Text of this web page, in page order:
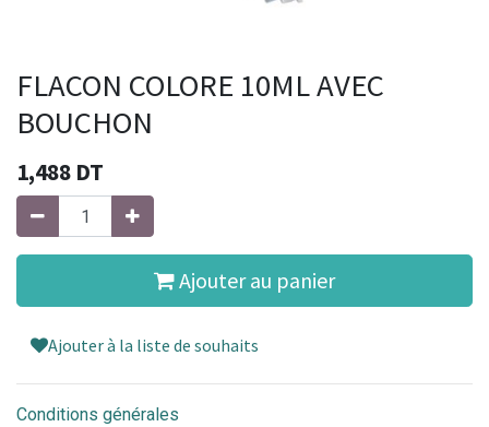
FLACON COLORE 10ML AVEC
BOUCHON
1,488 DT
Ajouter au panier
Ajouter à la liste de souhaits
Conditions générales